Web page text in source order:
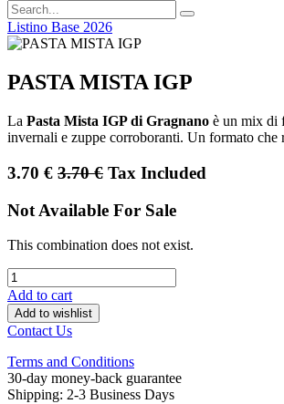
Listino Base 2026
PASTA MISTA IGP
La Pasta Mista IGP di Gragnano è un mix di
invernali e zuppe corroboranti. Un formato che
3.70 € 3.70€ Tax Included
Not Available For Sale
This combination does not exist.
Add to cart
Add to wishlist
Contact Us
Terms and Conditions
30-day money-back guarantee
Shipping: 2-3 Business Days